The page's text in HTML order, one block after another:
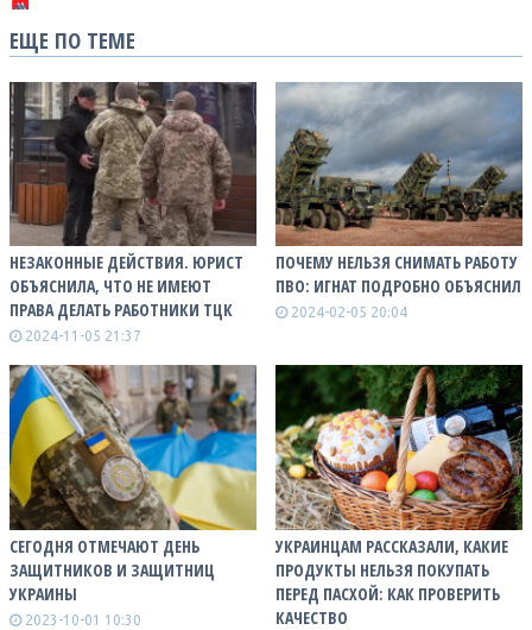
ЕЩЕ ПО ТЕМЕ
НЕЗАКОННЫЕ ДЕЙСТВИЯ. ЮРИСТ
ОБЪЯСНИЛА, ЧТО НЕ ИМЕЮТ
ПРАВА ДЕЛАТЬ РАБОТНИКИ ТЦК
2024-11-05 21:37
ПОЧЕМУ НЕЛЬЗЯ СНИМАТЬ РАБОТУ
ПВО: ИГНАТ ПОДРОБНО ОБЪЯСНИЛ
2024-02-05 20:04
СЕГОДНЯ ОТМЕЧАЮТ ДЕНЬ
ЗАЩИТНИКОВ И ЗАЩИТНИЦ
УКРАИНЫ
2023-10-01 10:30
УКРАИНЦАМ РАССКАЗАЛИ, КАКИЕ
ПРОДУКТЫ НЕЛЬЗЯ ПОКУПАТЬ
ПЕРЕД ПАСХОЙ: КАК ПРОВЕРИТЬ
КАЧЕСТВО